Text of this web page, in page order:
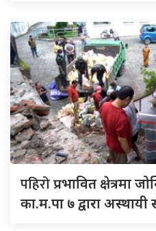
पहिरोप्रभावित क्षेत्रमा
का.म.पा ७ द्वारा